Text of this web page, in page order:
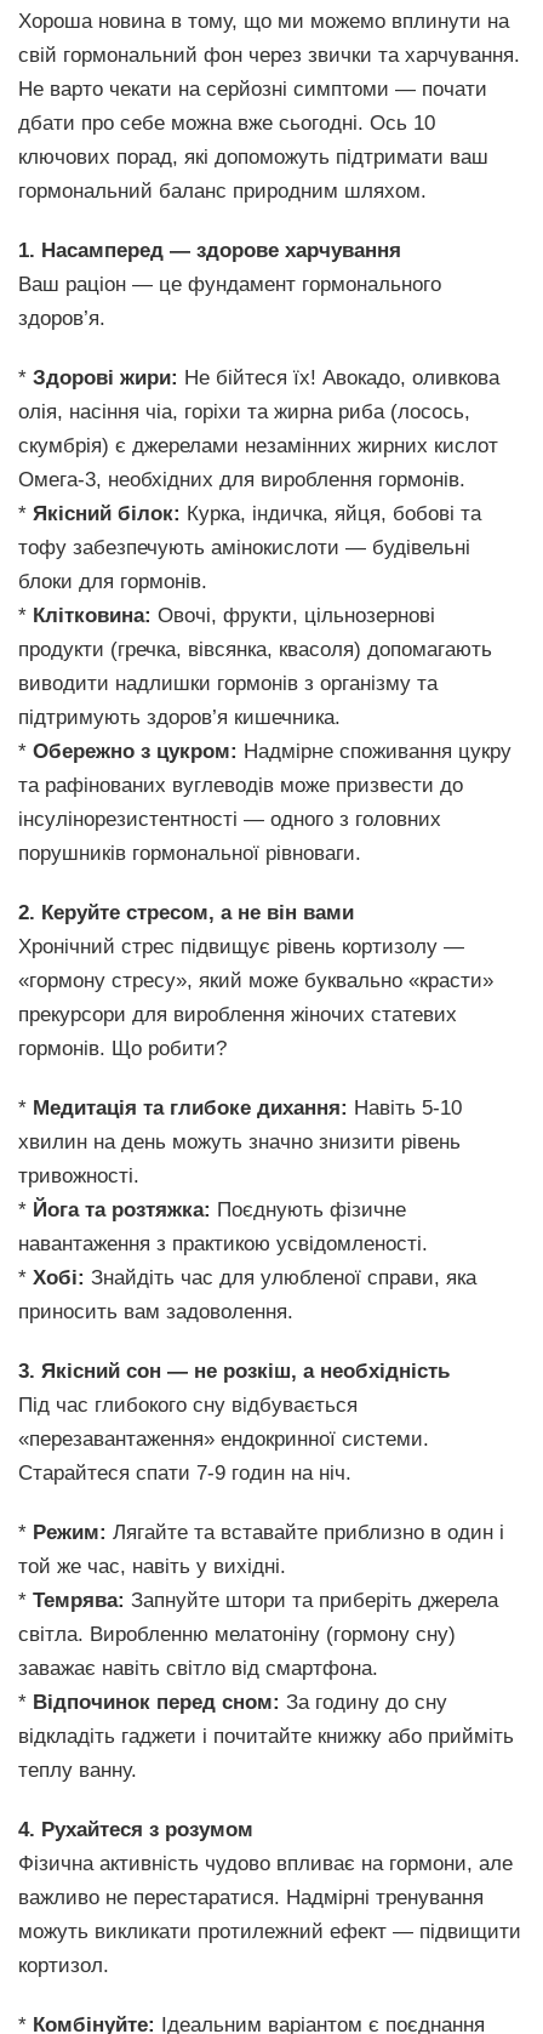
Хороша новина в тому, що ми можемо вплинути на
свій гормональний фон через звички та харчування.
Не варто чекати на серйозні симптоми — почати
дбати про себе можна вже сьогодні. Ось 10
ключових порад, які допоможуть підтримати ваш
гормональний баланс природним шляхом.
1. Насамперед — здорове харчування
Ваш раціон — це фундамент гормонального
здоров’я.
* Здорові жири: Не бійтеся їх! Авокадо, оливкова
олія, насіння чіа, горіхи та жирна риба (лосось,
скумбрія) є джерелами незамінних жирних кислот
Омега-3, необхідних для вироблення гормонів.
* Якісний білок: Курка, індичка, яйця, бобові та
тофу забезпечують амінокислоти — будівельні
блоки для гормонів.
* Клітковина: Овочі, фрукти, цільнозернові
продукти (гречка, вівсянка, квасоля) допомагають
виводити надлишки гормонів з організму та
підтримують здоров’я кишечника.
* Обережно з цукром: Надмірне споживання цукру
та рафінованих вуглеводів може призвести до
інсулінорезистентності — одного з головних
порушників гормональної рівноваги.
2. Керуйте стресом, а не він вами
Хронічний стрес підвищує рівень кортизолу —
«гормону стресу», який може буквально «красти»
прекурсори для вироблення жіночих статевих
гормонів. Що робити?
* Медитація та глибоке дихання: Навіть 5-10
хвилин на день можуть значно знизити рівень
тривожності.
* Йога та розтяжка: Поєднують фізичне
навантаження з практикою усвідомленості.
* Хобі: Знайдіть час для улюбленої справи, яка
приносить вам задоволення.
3. Якісний сон — не розкіш, а необхідність
Під час глибокого сну відбувається
«перезавантаження» ендокринної системи.
Старайтеся спати 7-9 годин на ніч.
* Режим: Лягайте та вставайте приблизно в один і
той же час, навіть у вихідні.
* Темрява: Запнуйте штори та приберіть джерела
світла. Виробленню мелатоніну (гормону сну)
заважає навіть світло від смартфона.
* Відпочинок перед сном: За годину до сну
відкладіть гаджети і почитайте книжку або прийміть
теплу ванну.
4. Рухайтеся з розумом
Фізична активність чудово впливає на гормони, але
важливо не перестаратися. Надмірні тренування
можуть викликати протилежний ефект — підвищити
кортизол.
* Комбінуйте: Ідеальним варіантом є поєднання